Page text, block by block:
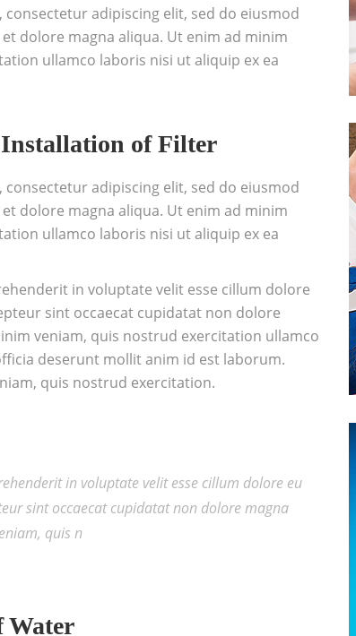
adipiscing elit, sed do eiusmod
dolore magna aliqua. Ut enim ad minim
ullamco laboris nisi ut aliquip ex ea
of Filter
adipiscing elit, sed do eiusmod
dolore magna aliqua. Ut enim ad minim
ullamco laboris nisi ut aliquip ex ea
in voluptate velit esse cillum dolore
sint occaecat cupidatat non dolore
veniam, quis nostrud exercitation ullamco
deserunt mollit anim id est laborum.
quis nostrud exercitation.
in voluptate velit esse cillum dolore eu
sint occaecat cupidatat non dolore magna
quis n
Water